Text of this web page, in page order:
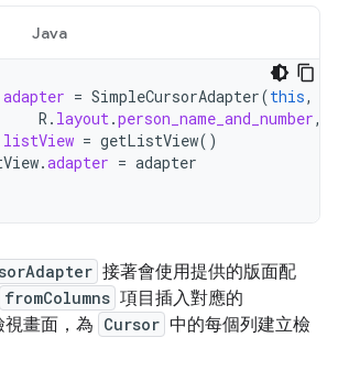
Java
adapter = SimpleCursorAdapter(this,
R . layout.person_name_and_number,
listView = getListView()
.adapter = adapter
接著會使用提供的版面配
fromColumns 項目插入對應的
視畫面，為 Cursor 中的每個列建立檢